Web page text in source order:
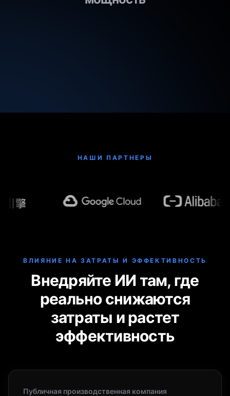
НАШИ ПАРТНЕРЫ
ВЛИЯНИЕ НА ЗАТРАТЫ И ЭФФЕКТИВНОСТЬ
Внедряйте ИИ там, где
реально снижаются
затраты и растет
эффективность
Публичная производственная компания